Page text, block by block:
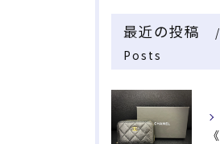
最近の投稿
Posts